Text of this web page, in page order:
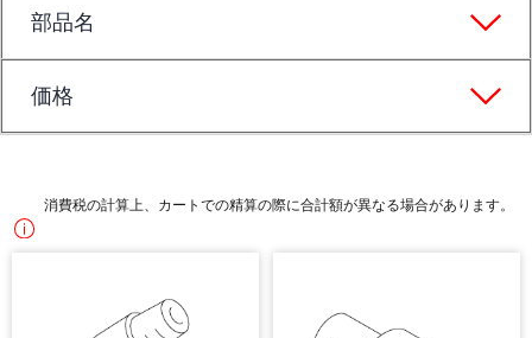
部品名
価格
消費税の計算上、カートでの精算の際に合計額が異なる場合があります。